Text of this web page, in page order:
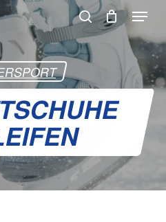
search
Menu
Close
Cart